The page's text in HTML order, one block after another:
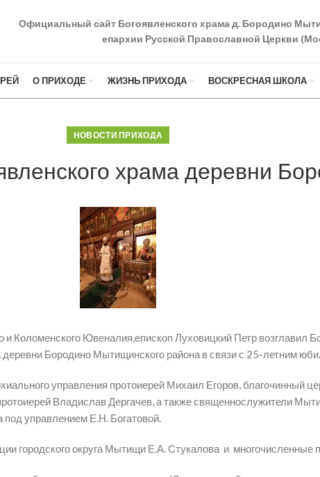
Официальный сайт Богоявленского храма д. Бородино
епархии Русской Православной Церкви
О ПРИХОДЕ ЖИЗНЬ ПРИХОДА ВОСКРЕСНАЯ ШКОЛА
НОВОСТИ ПРИХОДА
храма деревни
и Коломенского Ювеналия,епископ Луховицкий Петр возглавил
Бородино Мытищинского района в связи с 25-летним
управления протоиерей Михаил Егоров, благочинный
Владислав Дергачев, а также священнослужители
под управлением Е.Н. Богатовой.
городского округа Мытищи Е.А. Стукалова и многочисленные